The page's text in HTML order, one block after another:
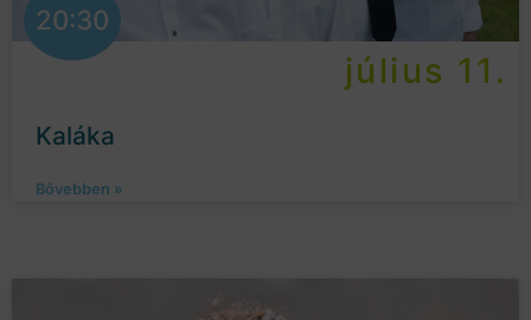
20:30
július 11.
Kaláka
Bővebben »